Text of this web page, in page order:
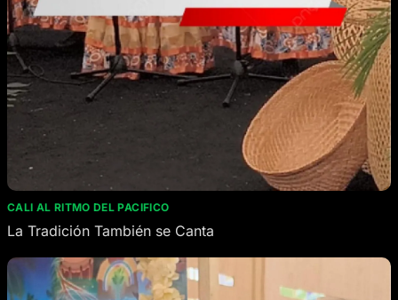
CALI AL RITMO DEL PACIFICO
La Tradición También se Canta